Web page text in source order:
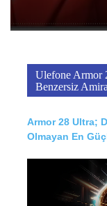
Ulefone Armor
Benzersiz
Armor 28 Ultra;
Olmayan En